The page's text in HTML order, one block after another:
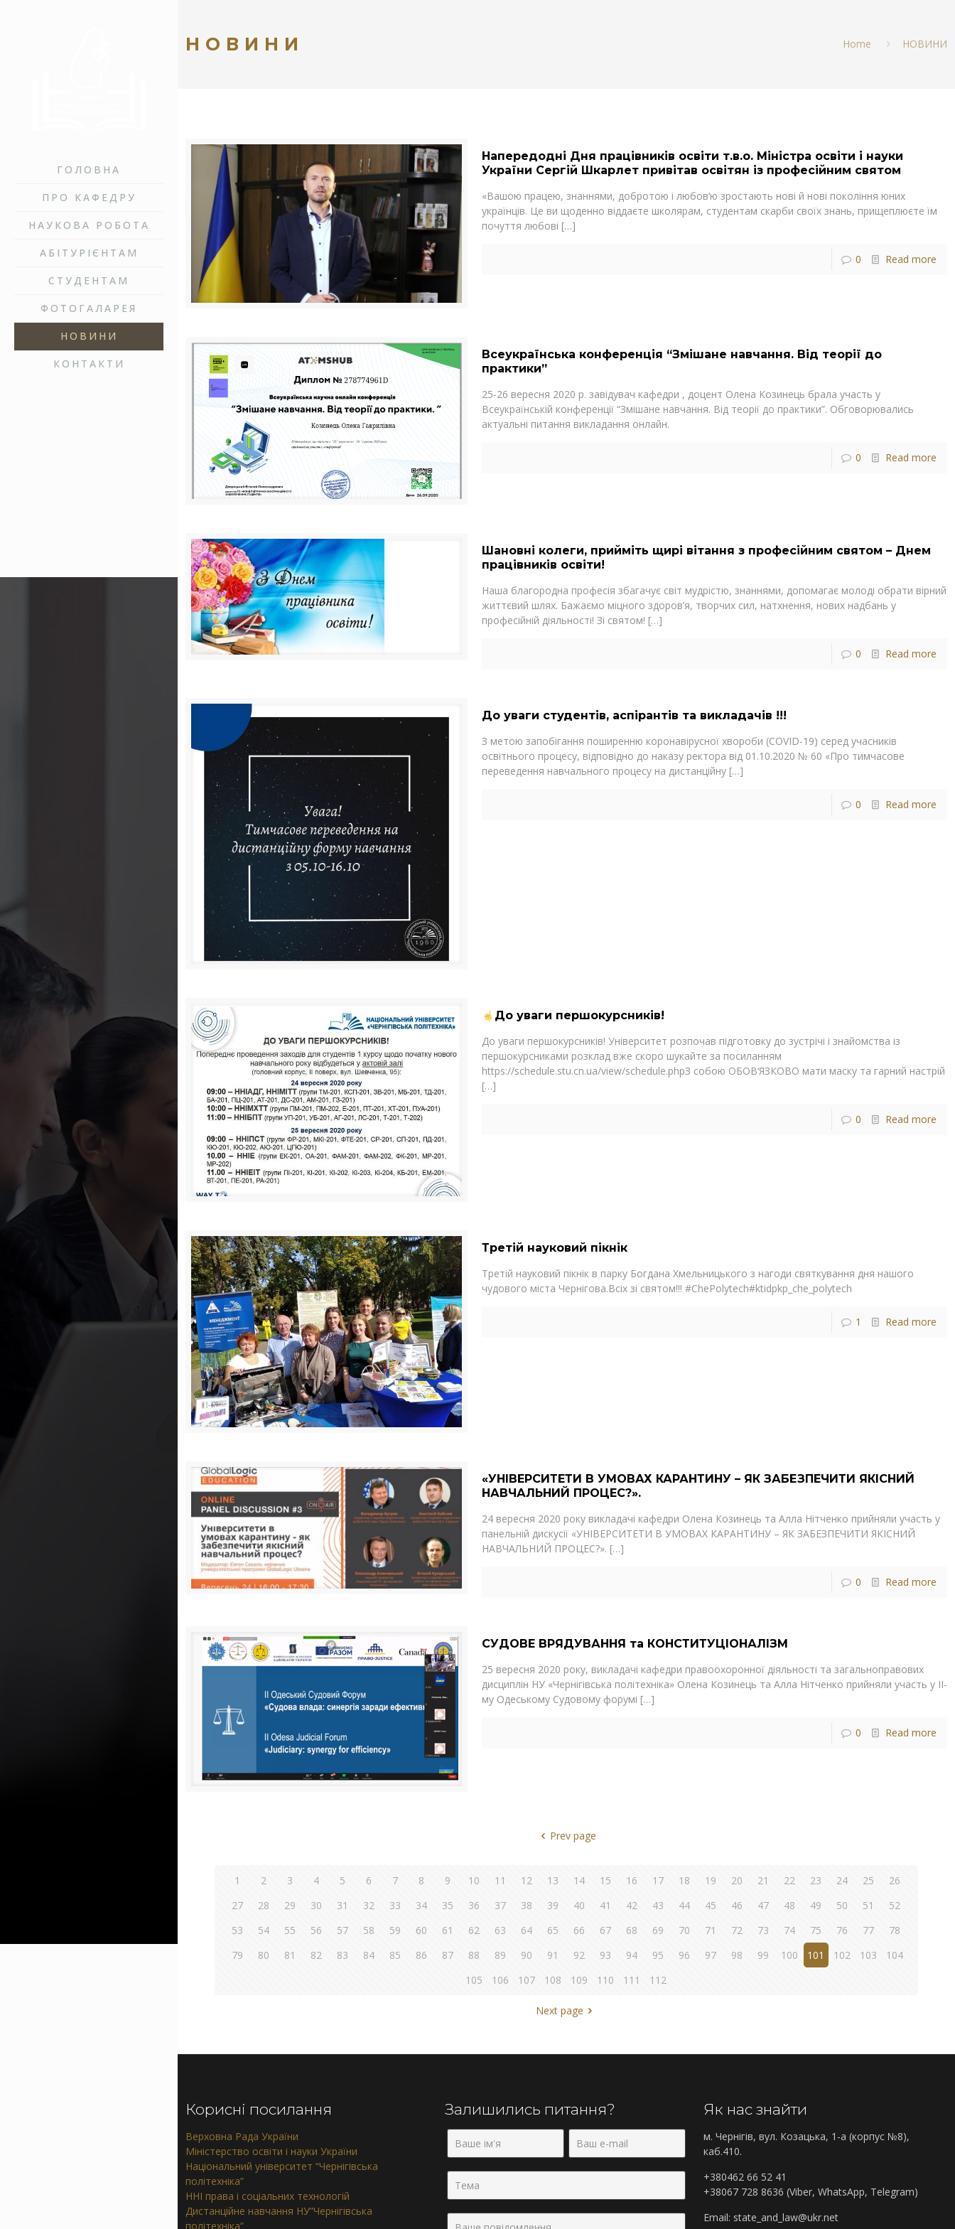
ГОЛОВНА
ПРО КАФЕДРУ
НАУКОВА РОБОТА
АБІТУРІЄНТАМ
СТУДЕНТАМ
ФОТОГАЛАРЕЯ
НОВИНИ
КОНТАКТИ
НОВИНИ Home НОВИНИ
Напередодні Дня працівників освіти т.в.о. Міністра освіти і науки
України Сергій Шкарлет привітав освітян із професійним святом
«Вашою працею, знаннями, добротою і любов’ю зростають нові й нові покоління юних
українців. Це ви щоденно віддаєте школярам, студентам скарби своїх знань, прищеплюєте їм
почуття любові […]
0 Read more
Всеукраїнська конференція “Змішане навчання. Від теорії до
практики”
25-26 вересня 2020 р. завідувач кафедри , доцент Олена Козинець брала участь у
Всеукраїнській конференції “Змішане навчання. Від теорії до практики”. Обговорювались
актуальні питання викладання онлайн.
0 Read more
Шановні колеги, прийміть щирі вітання з професійним святом – Днем
працівників освіти!
Наша благородна професія збагачує світ мудрістю, знаннями, допомагає молоді обрати вірний
життєвий шлях. Бажаємо міцного здоров’я, творчих сил, натхнення, нових надбань у
професійній діяльності! Зі святом! […]
0 Read more
До уваги студентів, аспірантів та викладачів !!!
З метою запобігання поширенню коронавірусної хвороби (COVID-19) серед учасників
освітнього процесу, відповідно до наказу ректора від 01.10.2020 № 60 «Про тимчасове
переведення навчального процесу на дистанційну[…]
0 Read more
До уваги першокурсників!
До уваги першокурсників! Університет розпочав підготовку до зустрічі і знайомства із
першокурсниками розклад вже скоро шукайте за посиланням
https://schedule.stu.cn.ua/view/schedule.phpЗ собою ОБОВ‘ЯЗКОВО мати маску та гарний настрій
[…]
0 Read more
Третій науковий пікнік
Третій науковий пікнік в парку Богдана Хмельницького з нагоди святкування дня нашого
чудового міста Чернігова.Всіх зі святом!!! #ChePolytech#ktidpkp_che_polytech
1 Read more
«УНІВЕРСИТЕТИ В УМОВАХ КАРАНТИНУ – ЯК ЗАБЕЗПЕЧИТИ ЯКІСНИЙ
НАВЧАЛЬНИЙ ПРОЦЕС?».
24 вересня 2020 року викладачі кафедри Олена Козинець та Алла Нітченко прийняли участь у
панельній дискусії «УНІВЕРСИТЕТИ В УМОВАХ КАРАНТИНУ – ЯК ЗАБЕЗПЕЧИТИ ЯКІСНИЙ
НАВЧАЛЬНИЙ ПРОЦЕС?». […]
0 Read more
СУДОВЕ ВРЯДУВАННЯ та КОНСТИТУЦІОНАЛІЗМ
25 вересня 2020 року, викладачі кафедри правоохоронної діяльності та загальноправових
дисциплін НУ «Чернігівська політехніка» Олена Козинець та Алла Нітченко прийняли участь у ІІ-
му Одеському Судовому форумі […]
0 Read more
Prev page
1 2 3 4 5 6 7 8 9 10 11 12 13 14 15 16 17 18 19 20 21 22 23 24 25
26
27
28 29 30 31 32 33 34 35 36 37 38 39 40 41 42 43 44 45 46 47 48 49 50 51
52
53
54 55 56 57 58 59 60 61 62 63 64 65 66 67 68 69 70 71 72 73 74 75 76 77
78
79
80 81 82 83 84 85 86 87 88 89 90 91 92 93 94 95 96 97 98 99 100 101 102 103
104
105
106 107 108 109 110 111 112
Next page
Корисні посилання
Верховна Рада України
Міністерство освіти і науки України
Національний університет “Чернігівська
політехніка”
ННІ права і соціальних технологій
Дистанційне навчання НУ”Чернігівська
політехніка”
Залишились питання? Як нас знайти
м. Чернігів, вул. Козацька, 1-а (корпус №8),
каб.410.
+380462 66 52 41
+38067 728 8636 (Viber, WhatsApp, Telegram)
Email: state_and_law@ukr.net